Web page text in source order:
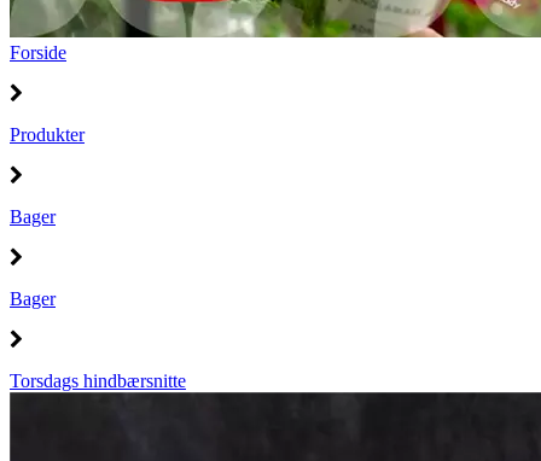
Forside
Produkter
Bager
Bager
Torsdags hindbærsnitte